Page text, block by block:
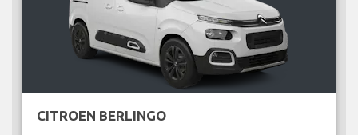
CITROEN BERLINGO